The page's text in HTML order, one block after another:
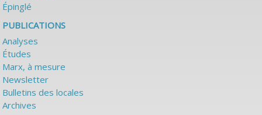
Épinglé
PUBLICATIONS
Analyses
Études
Marx, à mesure
Newsletter
Bulletins des locales
Archives